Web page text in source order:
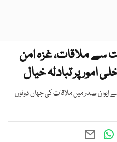
ملاقات، غزہ امن
امور پر تبادلہ خیال
صدر میں ملاقات کی جہاں دونوں